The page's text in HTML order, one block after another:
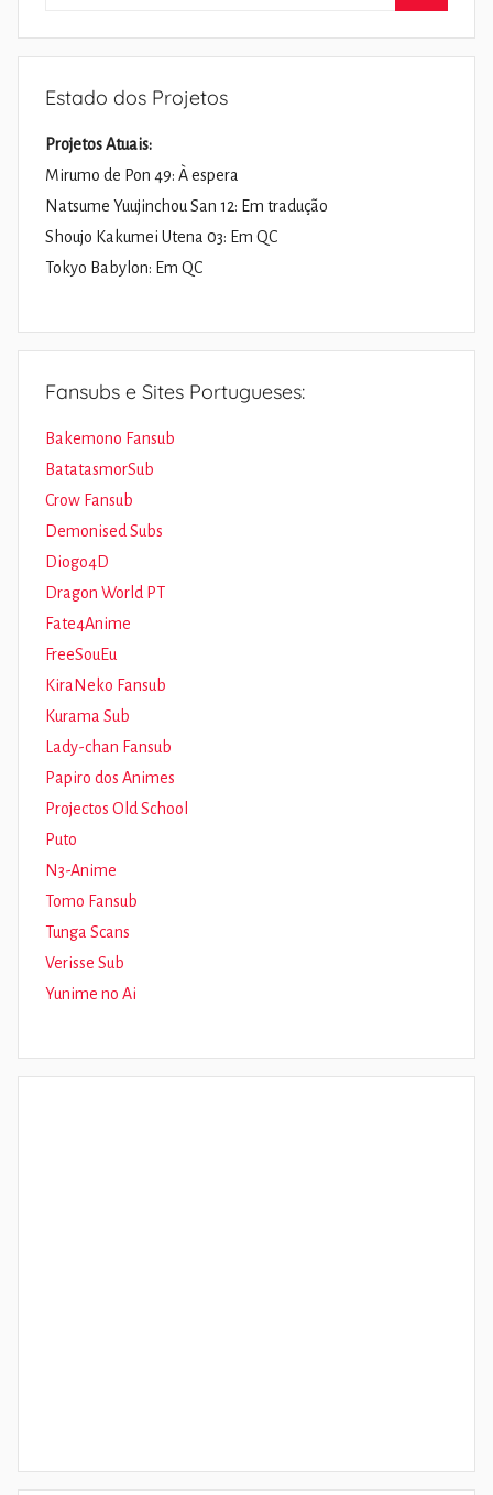
Estado dos Projetos
Projetos Atuais:
Mirumo de Pon 49: À espera
Natsume Yuujinchou San 12: Em tradução
Shoujo Kakumei Utena 03: Em QC
Tokyo Babylon: Em QC
Fansubs e Sites Portugueses:
Bakemono Fansub
BatatasmorSub
Crow Fansub
Demonised Subs
Diogo4D
Dragon World PT
Fate4Anime
FreeSouEu
KiraNeko Fansub
Kurama Sub
Lady-chan Fansub
Papiro dos Animes
Projectos Old School
Puto
N3-Anime
Tomo Fansub
Tunga Scans
Verisse Sub
Yunime no Ai